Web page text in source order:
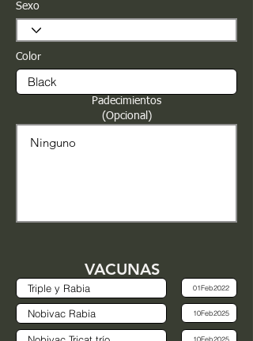
Sexo
Color
Padecimientos
(Opcional)
VACUNAS